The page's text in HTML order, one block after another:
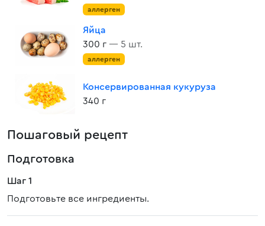
аллерген
Яйца
300 г — 5 шт.
аллерген
Консервированная кукуруза
340 г
Пошаговый рецепт
Подготовка
Шаг 1
Подготовьте все ингредиенты.